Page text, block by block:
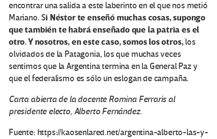
encontrar una salida a este laberinto en el que nos metió
Mariano. Si Néstor te enseñó muchas cosas, supongo
que también te habrá enseñado que la patria es el
otro. Y nosotros, en este caso, somos los otros,los
olvidados de la Patagonia, los que muchas veces
sentimos que la Argentina termina en la General Paz y
que el federalismo es sólo un eslogan de campaña.
Carta abierta de la docente Romina Ferraris al
presidente electo, Alberto Fernández.
Fuente: https://kaosenlared.net/argentina-alberto-las-y-